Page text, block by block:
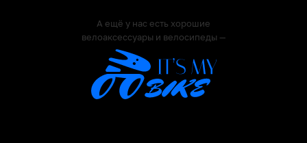
А ещё у нас есть хорошие
велоаксессуары и велосипеды —